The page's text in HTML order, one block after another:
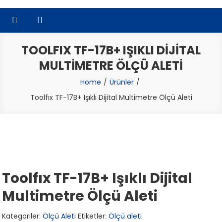
TOOLFIX TF-17B+ IŞIKLI DIJITAL
MULTIMETRE ÖLÇÜ ALETI
Home
Ürünler
Toolfıx TF-17B+ Işıklı Dijital Multimetre Ölçü Aleti
Toolfıx TF-17B+ Işıklı Dijital
Multimetre Ölçü Aleti
Kategoriler:Ölçü Aleti Etiketler:Ölçü aleti